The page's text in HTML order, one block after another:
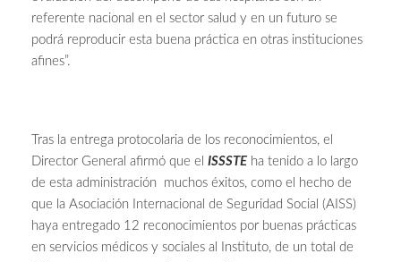
referente nacional en el sector salud y en un futuro se
podrá reproducir esta buena práctica en otras instituciones
afines”.
Tras la entrega protocolaria de los reconocimientos, el
Director General afirmó que el ISSSTE ha tenido a lo largo
de esta administración muchos éxitos, como el hecho de
que la Asociación Internacional de Seguridad Social (AISS)
haya entregado 12 reconocimientos por buenas prácticas
en servicios médicos y sociales al Instituto, de un total de